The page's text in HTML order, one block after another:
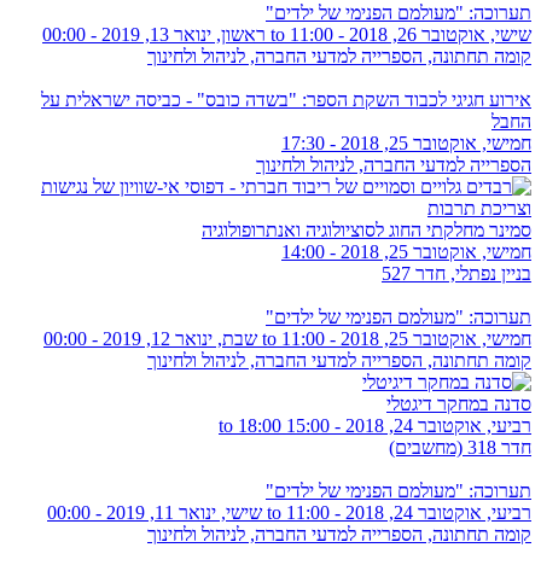
תערוכה: "מעולמם הפנימי של ילדים"
שישי, אוקטובר 26, 2018 - 11:00
ראשון, ינואר 13, 2019 - 00:00
קומה תחתונה, הספרייה למדעי החברה, לניהול ולחינוך
אירוע חגיגי לכבוד השקת הספר: "בשדה כובס" - כביסה ישראלית על
החבל
חמישי, אוקטובר 25, 2018 - 17:30
הספרייה למדעי החברה, לניהול ולחינוך
סמינר מחלקתי החוג לסוציולוגיה ואנתרופולוגיה
חמישי, אוקטובר 25, 2018 - 14:00
בניין נפתלי, חדר 527
תערוכה: "מעולמם הפנימי של ילדים"
חמישי, אוקטובר 25, 2018 - 11:00
שבת, ינואר 12, 2019 - 00:00
קומה תחתונה, הספרייה למדעי החברה, לניהול ולחינוך
סדנה במחקר דיגטלי
רביעי, אוקטובר 24, 2018 -
15:00
18:00
חדר 318 (מחשבים)
תערוכה: "מעולמם הפנימי של ילדים"
רביעי, אוקטובר 24, 2018 - 11:00
שישי, ינואר 11, 2019 - 00:00
קומה תחתונה, הספרייה למדעי החברה, לניהול ולחינוך